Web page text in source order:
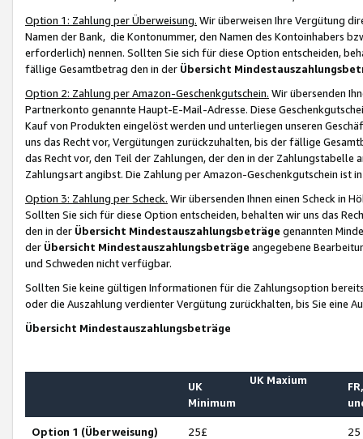
Option 1: Zahlung per Überweisung. Wir überweisen Ihre Vergütung
Namen der Bank, die Kontonummer, den Namen des Kontoinhabers
erforderlich) nennen. Sollten Sie sich für diese Option entscheiden,
fällige Gesamtbetrag den in der Übersicht
Option 2: Zahlung per Amazon-Geschenkgutschein. Wir übersenden
Partnerkonto genannte Haupt-E-Mail-Adresse. Diese
Kauf von Produkten eingelöst werden und unterliegen unseren
uns das Recht vor, Vergütungen zurückzuhalten, bis der fällige
das Recht vor, den Teil der Zahlungen, der den in der
Zahlungsart angibst. Die Zahlung per Amazon-Geschenkgutschein ist
Option 3: Zahlung per Scheck. Wir übersenden Ihnen einen Scheck in
Sollten Sie sich für diese Option entscheiden, behalten wir uns das
den in der Übersicht Mindestauszahlungsbeträge genannten
der Übersicht Mindestauszahlungsbeträge angegebene
und Schweden nicht verfügbar.
Sollten Sie keine gültigen Informationen für die Zahlungsoption
oder die Auszahlung verdienter Vergütung zurückhalten, bis Sie
Übersicht Mindestauszahlungsbeträge
UK
Minimum
UK Maxium
Option 1 (Überweisung) 25£ 25